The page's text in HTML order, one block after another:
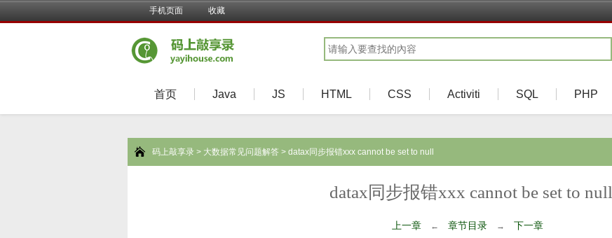
手机页面 收藏
首页 Java JS HTML CSS Activiti SQL PHP
码上敲享录 > 大数据常见问题解答 > datax同步报错xxx cannot be set to null
datax同步报错xxx cannot be set to null
上一章 ← 章节目录 → 下一章